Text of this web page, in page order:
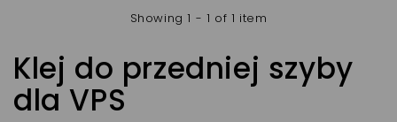
Showing 1 - 1 of 1 item
Klej do przedniej szyby
dla VPS